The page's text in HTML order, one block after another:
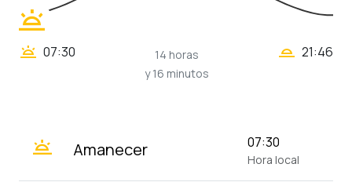
wb_twilight
wb_twilight 07:30
14 horas
y 16 minutos
wb_twilight_2 21:46
wb_twilight Amanecer 07:30
Hora local